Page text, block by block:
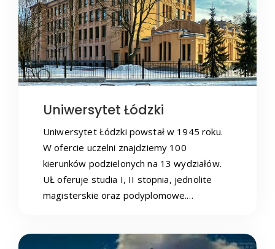
Uniwersytet Łódzki
Uniwersytet Łódzki powstał w 1945 roku.
W ofercie uczelni znajdziemy 100
kierunków podzielonych na 13 wydziałów.
UŁ oferuje studia I, II stopnia, jednolite
magisterskie oraz podyplomowe.…